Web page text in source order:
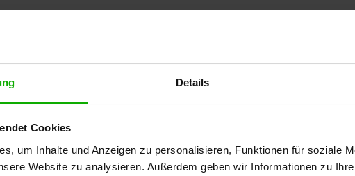
Details
Cookies
um Inhalte und Anzeigen zu personalisieren, Funktionen für soziale
Website zu analysieren. Außerdem geben wir Informationen zu
Teilnahme an dem Online-Seminar voraus. Das Zertifikat
werden.